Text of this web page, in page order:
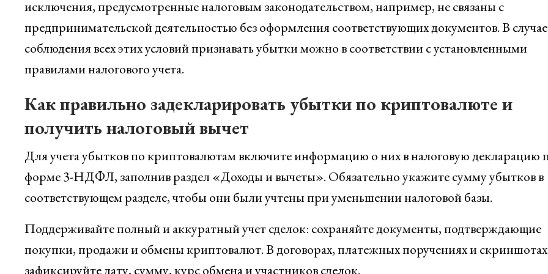
исключения, предусмотренные налоговым законодательством, например, не связаны с
предпринимательской деятельностью без оформления соответствующих документов. В случае
соблюдения всех этих условий признавать убытки можно в соответствии с установленными
правилами налогового учета.
Как правильно задекларировать убытки по криптовалюте и
получить налоговый вычет
Для учета убытков по криптовалютам включите информацию о них в налоговую декларацию
форме 3-НДФЛ, заполнив раздел «Доходы и вычеты». Обязательно укажите сумму убытков в
соответствующем разделе, чтобы они были учтены при уменьшении налоговой базы.
Поддерживайте полный и аккуратный учет сделок: сохраняйте документы, подтверждающие
покупки, продажи и обмены криптовалют. В договорах, платежных поручениях и скриншотах
зафиксируйте дату, сумму, курс обмена и участников сделок.